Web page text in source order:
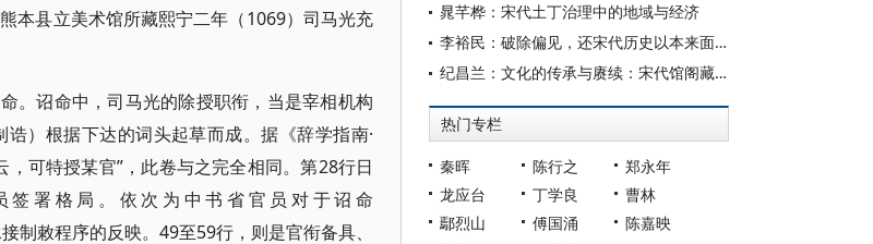
本县立美术馆所藏熙宁二年（1069）司马光充
。诏命中，司马光的除授职衔，当是宰相机构
）根据下达的词头起草而成。据《辞学指南·
可特授某官”，此卷与之完全相同。第28行日
署格局。依次为中书省官员对于诏命
制敕程序的反映。49至59行，则是官衔备具、
晁芊桦：宋代土丁治理中的地域与经济
李裕民：破除偏见，还宋代历史以本来面目
纪昌兰：文化的传承与赓续：宋代馆阁藏书与曝书会
热门专栏
秦晖 陈行之
郑永年
龙应台
丁学良
曹林
鄢烈山
傅国涌
陈嘉映